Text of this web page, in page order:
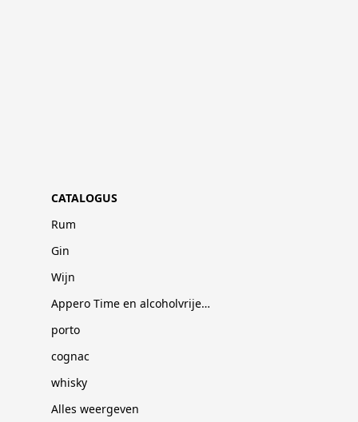
CATALOGUS
Rum
Gin
Wijn
Appero Time en alcoholvrije dranken
porto
cognac
whisky
Alles weergeven